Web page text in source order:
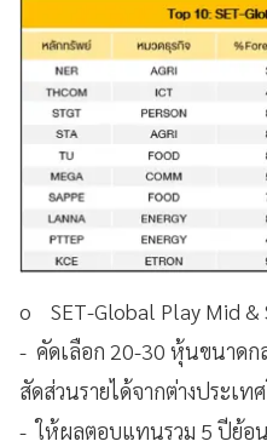
o SET-Global Play Mid &
- คัดเลือก 20-30 หุ้นขนาดก
สัดส่วนรายได้จากต่างประเท
- ให้ผลตอบแทนรวม 5 ปีย้อ